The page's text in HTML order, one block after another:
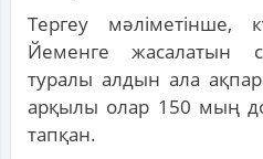
Тергеу мәліметінше,
Йеменге жасалатын
туралы алдын ала
арқылы олар 150 мың
тапқан.